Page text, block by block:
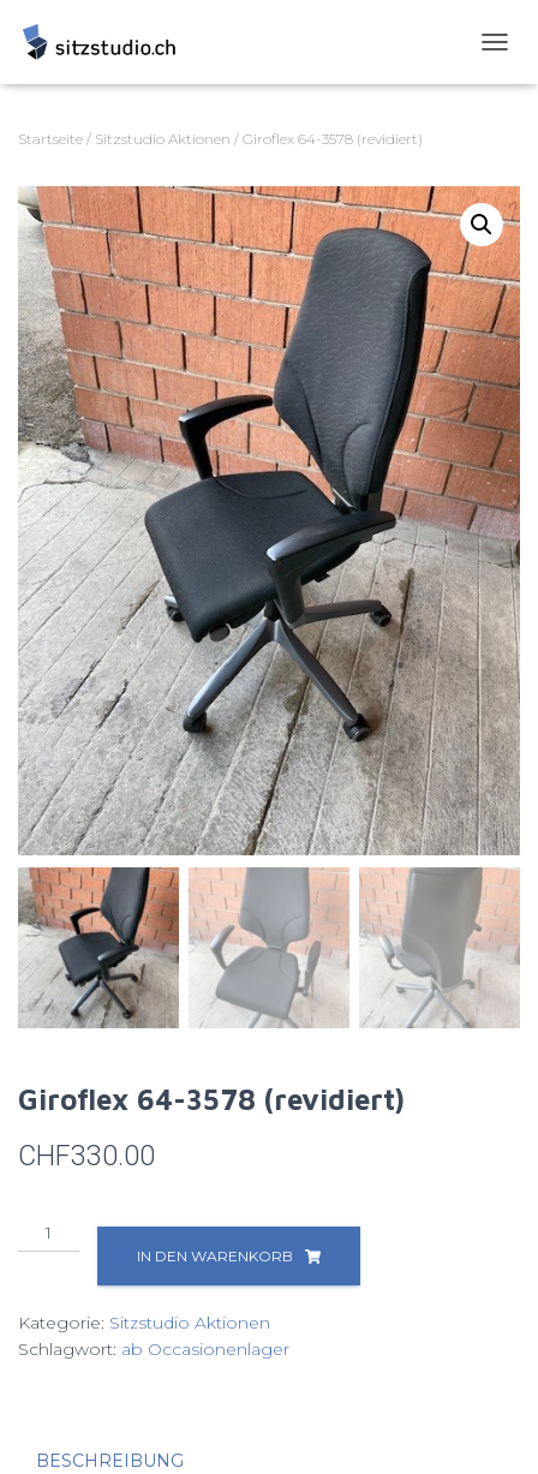
A
T
O
N
U
M
S
C
H
A
L
T
E
N
Startseite / Sitzstudio Aktionen / Giroflex 64-3578 (revidiert)
Giroflex 64-3578 (revidiert)
CHF330.00
Giroflex
64-
Menge
IN DEN WARENKORB
Kategorie: Sitzstudio Aktionen
Schlagwort: ab Occasionenlager
BESCHREIBUNG